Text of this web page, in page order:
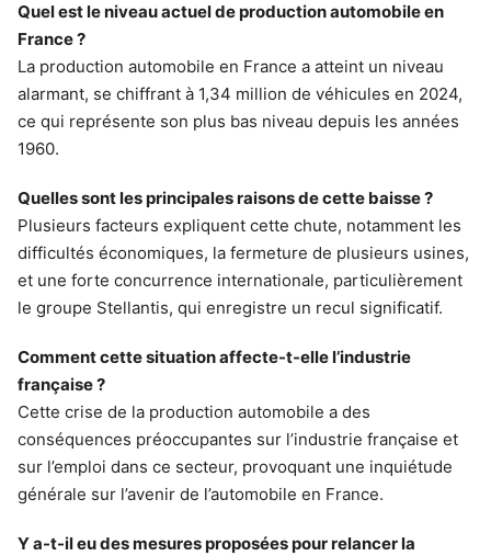
Quel est le niveau actuel de production automobile en
France ?
La production automobile en France a atteint un niveau
alarmant, se chiffrant à 1,34 million de véhicules en 2024,
ce qui représente son plus bas niveau depuis les années
1960.
Quelles sont les principales raisons de cette baisse ?
Plusieurs facteurs expliquent cette chute, notamment les
difficultés économiques, la fermeture de plusieurs usines,
et une forte concurrence internationale, particulièrement
le groupe Stellantis, qui enregistre un recul significatif.
Comment cette situation affecte-t-elle l’industrie
française ?
Cette crise de la production automobile a des
conséquences préoccupantes sur l’industrie française et
sur l’emploi dans ce secteur, provoquant une inquiétude
générale sur l’avenir de l’automobile en France.
Y a-t-il eu des mesures proposées pour relancer la